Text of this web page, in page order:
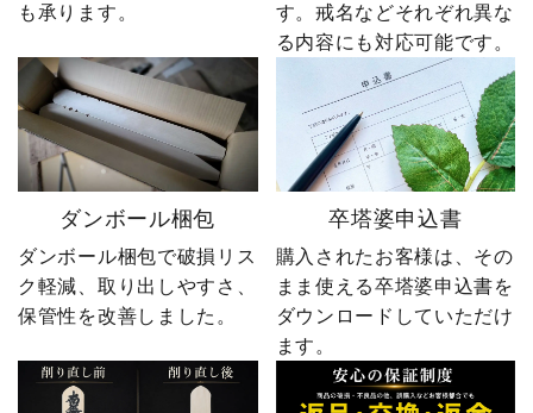
も承ります。
す。戒名などそれぞれ異な
る内容にも対応可能です。
ダンボール梱包
ダンボール梱包で破損リス
ク軽減、取り出しやすさ、
保管性を改善しました。
卒塔婆申込書
購入されたお客様は、その
まま使える卒塔婆申込書を
ダウンロードしていただけ
ます。